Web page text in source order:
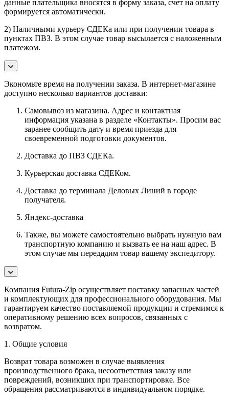
данные плательщика вносятся в форму заказа, счет на оплату
формируется автоматически.
2) Наличными курьеру СДЕКа или при получении товара в
пунктах ПВЗ. В этом случае товар высылается с наложенным
платежом.
Экономьте время на получении заказа. В интернет-магазине
доступно несколько вариантов доставки:
Самовывоз из магазина. Адрес и контактная
информация указана в разделе «Контакты». Просим вас
заранее сообщить дату и время приезда для
своевременной подготовки документов.
Доставка до ПВЗ СДЕКа.
Курьерская доставка СДЕКом.
Доставка до терминала Деловых Линий в городе
получателя.
Яндекс-доставка
Также, вы можете самостоятельно выбрать нужную вам
транспортную компанию и вызвать ее на наш адрес. В
этом случае мы передадим товар вашему экспедитору.
Компания Futura-Zip осуществляет поставку запасных частей
и комплектующих для профессионального оборудования. Мы
гарантируем качество поставляемой продукции и стремимся к
оперативному решению всех вопросов, связанных с
возвратом.
1. Общие условия
Возврат товара возможен в случае выявления
производственного брака, несоответствия заказу или
повреждений, возникших при транспортировке. Все
обращения рассматриваются в индивидуальном порядке.